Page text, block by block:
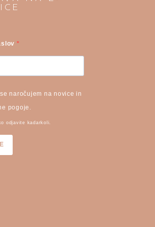
naročujem na novice in
pogoje.
odjavite kadarkoli.